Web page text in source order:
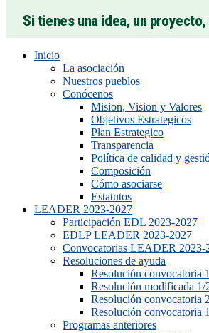
Si tienes una idea, un
Inicio
La asociación
Nuestros pueblos
Conócenos
Mision, Vision y Valores
Objetivos Estrategicos
Plan Estrategico
Transparencia
Política de calidad y
Composición
Cómo asociarse
Estatutos
LEADER 2023-2027
Participación EDL 2023-2027
EDLP LEADER 2023-2027
Convocatorias LEADER 2023-
Resoluciones de ayuda
Resolución convocatoria
Resolución modificada 1/
Resolución convocatoria
Resolución convocatoria
Programas anteriores